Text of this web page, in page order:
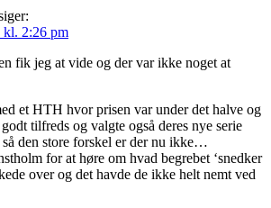
kl. 2:26 pm
fik jeg at vide og der var ikke noget at
et HTH hvor prisen var under det halve og
tilfreds og valgte også deres nye serie
den store forskel er der nu ikke…
for at høre om hvad begrebet ‘snedker
over og det havde de ikke helt nemt ved